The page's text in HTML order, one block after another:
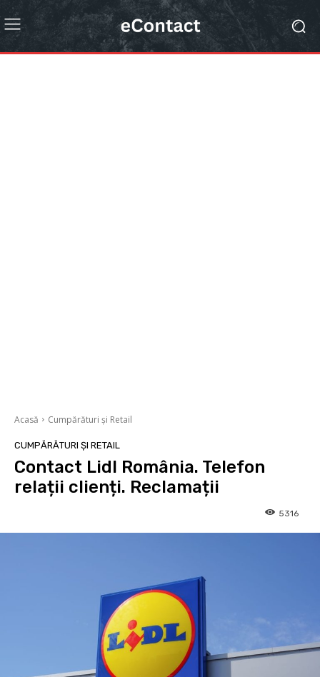
Acasă Cumpărături și Retail
CUMPĂRĂTURI ȘI RETAIL
Contact Lidl România. Telefon
relații clienți. Reclamații
5316